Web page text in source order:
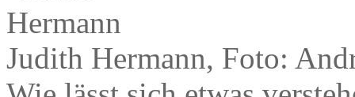
Judith Hermann, Foto: